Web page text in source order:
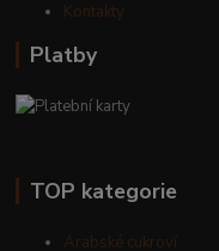
Kontakty
Platby
TOP kategorie
Arabské cukroví